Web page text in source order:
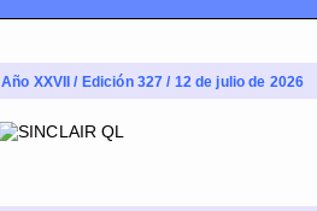
Año XXVII / Edición 327 / 12 de julio de 2026